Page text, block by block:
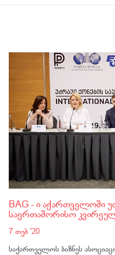
BAG - ი აქართველოში
საერთაშორისო
7 თებ '20
საქართველოს ბიზნეს